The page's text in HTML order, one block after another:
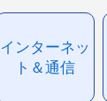
インターネッ
ト＆通信